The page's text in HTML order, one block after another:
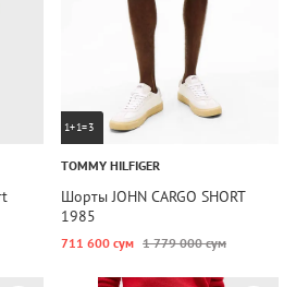
1+1=3
TOMMY HILFIGER
Шорты JOHN CARGO SHORT
1985
711 600 сум 1 779 000 сум